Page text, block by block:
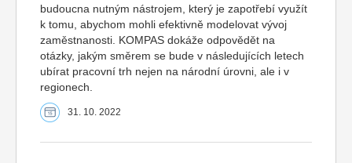
budoucna nutným nástrojem, který je zapotřebí využít
k tomu, abychom mohli efektivně modelovat vývoj
zaměstnanosti. KOMPAS dokáže odpovědět na
otázky, jakým směrem se bude v následujících letech
ubírat pracovní trh nejen na národní úrovni, ale i v
regionech.
31. 10. 2022